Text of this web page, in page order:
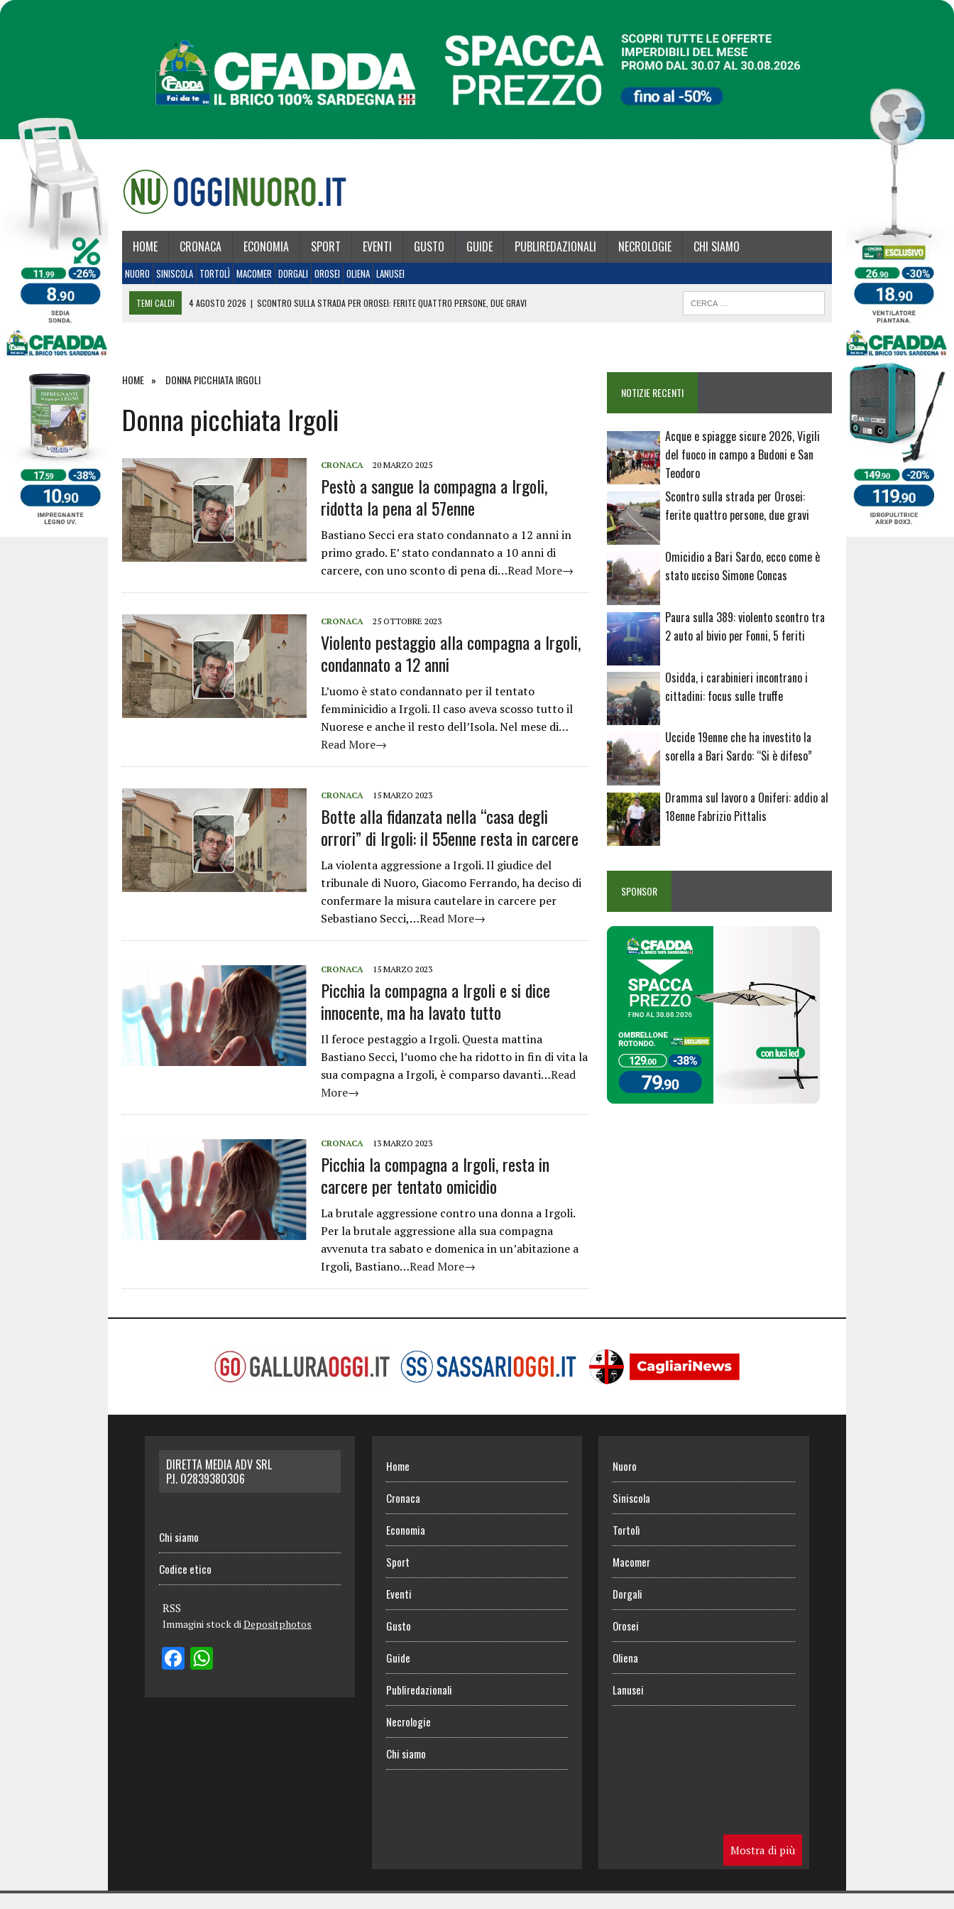
HOME CRONACA ECONOMIA SPORT EVENTI GUSTO GUIDE PUBLIREDAZIONALI NECROLOGIE CHI SIAMO
NUORO SINISCOLA TORTOLÌ MACOMER DORGALI OROSEI OLIENA LANUSEI
TEMI CALDI 4 AGOSTO 2026 | SCONTRO SULLA STRADA PER OROSEI: FERITE QUATTRO PERSONE, DUE GRAVI
25 LUGLIO 2026 | OSIDDA, I CARABINIERI INCONTRANO I CITTADINI: FOCUS SULLE TRUFFE
HOME DONNA PICCHIATA IRGOLI
Donna picchiata Irgoli
CRONACA 20 MARZO 2025
Pestò a sangue la compagna a Irgoli,
ridotta la pena al 57enne
Bastiano Secci era stato condannato a 12 anni in
primo grado. E’ stato condannato a 10 anni di
carcere, con uno sconto di pena di…Read More→
CRONACA 25 OTTOBRE 2023
Violento pestaggio alla compagna a Irgoli,
condannato a 12 anni
L’uomo è stato condannato per il tentato
femminicidio a Irgoli. Il caso aveva scosso tutto il
Nuorese e anche il resto dell’Isola. Nel mese di…
Read More→
CRONACA 15 MARZO 2023
Botte alla fidanzata nella “casa degli
orrori” di Irgoli: il 55enne resta in carcere
La violenta aggressione a Irgoli. Il giudice del
tribunale di Nuoro, Giacomo Ferrando, ha deciso di
confermare la misura cautelare in carcere per
Sebastiano Secci,…Read More→
CRONACA 15 MARZO 2023
Picchia la compagna a Irgoli e si dice
innocente, ma ha lavato tutto
Il feroce pestaggio a Irgoli. Questa mattina
Bastiano Secci, l’uomo che ha ridotto in fin di vita la
sua compagna a Irgoli, è comparso davanti…Read
More→
CRONACA 13 MARZO 2023
Picchia la compagna a Irgoli, resta in
carcere per tentato omicidio
La brutale aggressione contro una donna a Irgoli.
Per la brutale aggressione alla sua compagna
avvenuta tra sabato e domenica in un’abitazione a
Irgoli, Bastiano…Read More→
NOTIZIE RECENTI
Acque e spiagge sicure 2026, Vigili
del fuoco in campo a Budoni e San
Teodoro
Scontro sulla strada per Orosei:
ferite quattro persone, due gravi
Omicidio a Bari Sardo, ecco come è
stato ucciso Simone Concas
Paura sulla 389: violento scontro tra
2 auto al bivio per Fonni, 5 feriti
Osidda, i carabinieri incontrano i
cittadini: focus sulle truffe
Uccide 19enne che ha investito la
sorella a Bari Sardo: “Si è difeso”
Dramma sul lavoro a Oniferi: addio al
18enne Fabrizio Pittalis
SPONSOR
DIRETTA MEDIA ADV SRL
P.I. 02839380306
Chi siamo
Codice etico
RSS
Immagini stock diDepositphotos
Home
Cronaca
Economia
Sport
Eventi
Gusto
Guide
Publiredazionali
Necrologie
Chi siamo
Nuoro
Siniscola
Tortolì
Macomer
Dorgali
Orosei
Oliena
Lanusei
Mostra di più